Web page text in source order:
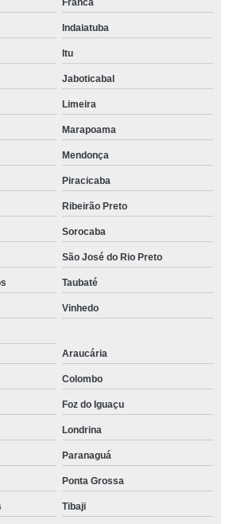
Franca
Indaiatuba
Itu
Jaboticabal
Limeira
Marapoama
Mendonça
Piracicaba
Ribeirão Preto
Sorocaba
São José do Rio Preto
Taubaté
Vinhedo
Araucária
Colombo
Foz do Iguaçu
Londrina
Paranaguá
Ponta Grossa
Tibaji